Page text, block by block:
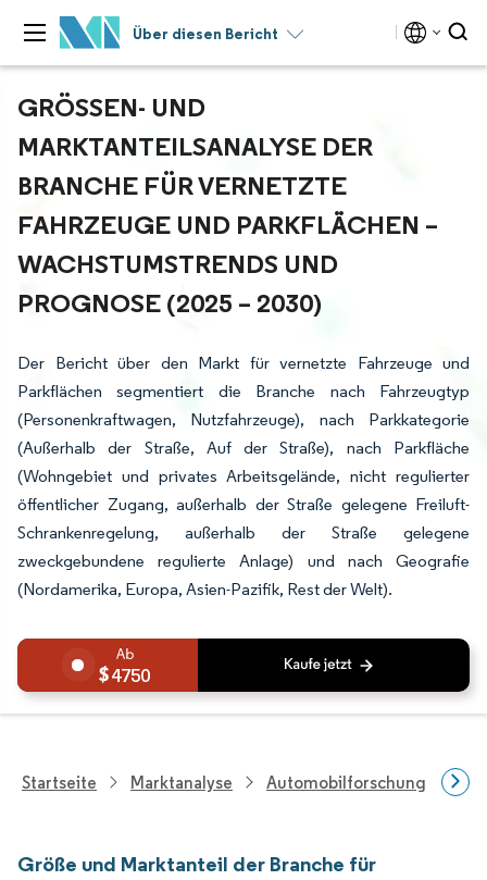
Über diesen Bericht
GRÖSSEN- UND M
ARKTANTEILSANALYSE DER B
RANCHE FÜR VERNETZTE F
AHRZEUGE UND PARKFLÄCHEN – W
ACHSTUMSTRENDS UND P
ROGNOSE (2025 – 2030)
Der Bericht über den Markt für vernetzte Fahrzeuge und
Parkflächen segmentiert die Branche nach Fahrzeugtyp
(Personenkraftwagen, Nutzfahrzeuge), nach Parkkategorie
(Außerhalb der Straße, Auf der Straße), nach Parkfläche
(Wohngebiet und privates Arbeitsgelände, nicht regulierter
öffentlicher Zugang, außerhalb der Straße gelegene Freiluft-
Schrankenregelung, außerhalb der Straße gelegene
zweckgebundene regulierte Anlage) und nach Geografie
(Nordamerika, Europa, Asien-Pazifik, Rest der Welt).
4750
Startseite Marktanalyse Automobilforschung
Größe und Marktanteil der Branche für